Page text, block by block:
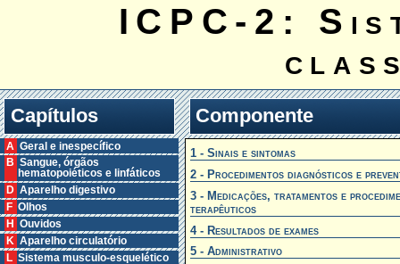
ICPC-2:
Capítulos
A Geral e inespecífico
B Sangue, órgãos
hematopoiéticos e linfáticos
D Aparelho digestivo
F Olhos
H Ouvidos
K Aparelho circulatório
L Sistema musculo-esquelético
Componente
1 - Sinais e sintomas
2 - Procedimentos diagnósticos e
3 - Medicações, tratamentos e
terapêuticos
4 - Resultados de exames
5 - Administrativo